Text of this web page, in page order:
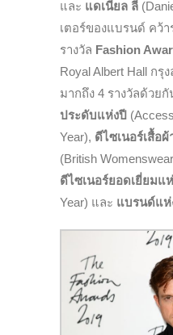
และ แดเนียล ลี
เตอร์ของแบรนด์ คว้า
รางวัล Fashion
Royal Albert Hall ก
มากถึง 4 รางวัลด้วย
ประดับแห่งปี
Year), ดีไซเนอร์เสื้อ
(British
ดีไซเนอร์ยอดเยี่ยมแ
Year) และ แบรนด์แห่